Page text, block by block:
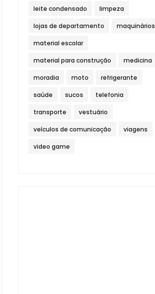
leite condensado limpeza
lojas de departamento maquinários
material escolar
material para construção medicina
moradia moto refrigerante
saúde sucos telefonia
transporte vestuário
veículos de comunicação viagens
video game